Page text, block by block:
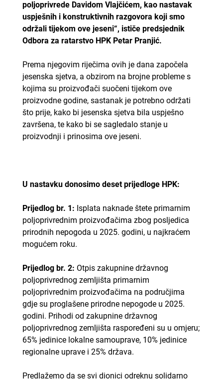
poljoprivrede Davidom Vlajčićem, kao nastavak
uspješnih i konstruktivnih razgovora koji smo
održali tijekom ove jeseni“, ističe predsjednik
Odbora za ratarstvo HPK Petar Pranjić.
Prema njegovim riječima ovih je dana započela
jesenska sjetva, a obzirom na brojne probleme s
kojima su proizvođači suočeni tijekom ove
proizvodne godine, sastanak je potrebno održati
što prije, kako bi jesenska sjetva bila uspješno
završena, te kako bi se sagledalo stanje u
proizvodnji i prinosima ove jeseni.
U nastavku donosimo deset prijedloge HPK:
Prijedlog br. 1: Isplata naknade štete primarnim
poljoprivrednim proizvođačima zbog posljedica
prirodnih nepogoda u 2025. godini, u najkraćem
mogućem roku.
Prijedlog br. 2: Otpis zakupnine državnog
poljoprivrednog zemljišta primarnim
poljoprivrednim proizvođačima na područjima
gdje su proglašene prirodne nepogode u 2025.
godini. Prihodi od zakupnine državnog
poljoprivrednog zemljišta raspoređeni su u omjeru;
65% jedinice lokalne samouprave, 10% jedinice
regionalne uprave i 25% država.
Predlažemo da se svi dionici odreknu solidarno